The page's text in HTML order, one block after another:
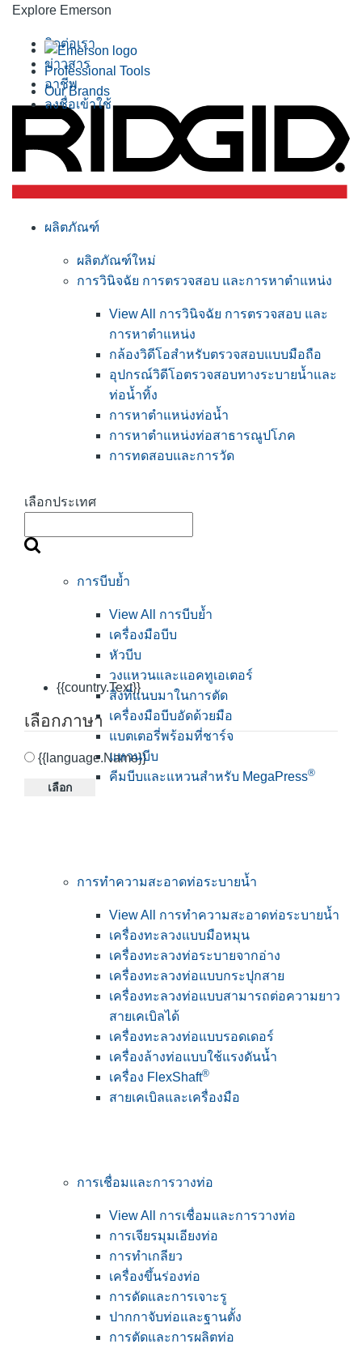
Explore Emerson
Professional Tools
Our Brands
ติดต่อเรา
ข่าวสาร
อาชีพ
ลงชื่อเข้าใช้
เลือกประเทศ
{{country.Text}}
เลือกภาษา
{{language.Name}}
เลือก
ผลิตภัณฑ์
ผลิตภัณฑ์ใหม่
การวินิจฉัย การตรวจสอบ และการหาตำแหน่ง
View All การวินิจฉัย การตรวจสอบ และ
การหาตำแหน่ง
กล้องวิดีโอสำหรับตรวจสอบแบบมือถือ
อุปกรณ์วิดีโอตรวจสอบทางระบายน้ำและ
ท่อน้ำทิ้ง
การหาตำแหน่งท่อน้ำ
การหาตำแหน่งท่อสาธารณูปโภค
การทดสอบและการวัด
การบีบย้ำ
View All การบีบย้ำ
เครื่องมือบีบ
หัวบีบ
วงแหวนและแอคทูเอเตอร์
สิ่งที่แนบมาในการตัด
เครื่องมือบีบอัดด้วยมือ
แบตเตอรี่พร้อมที่ชาร์จ
แหวนบีบ
คีมบีบและแหวนสำหรับ MegaPress®
การทำความสะอาดท่อระบายน้ำ
View All การทำความสะอาดท่อระบายน้ำ
เครื่องทะลวงแบบมือหมุน
เครื่องทะลวงท่อระบายจากอ่าง
เครื่องทะลวงท่อแบบกระปุกสาย
เครื่องทะลวงท่อแบบสามารถต่อความยาว
สายเคเบิลได้
เครื่องทะลวงท่อแบบรอดเดอร์
เครื่องล้างท่อแบบใช้แรงดันน้ำ
เครื่อง FlexShaft®
สายเคเบิลและเครื่องมือ
การเชื่อมและการวางท่อ
View All การเชื่อมและการวางท่อ
การเจียรมุมเอียงท่อ
การทำเกลียว
เครื่องขึ้นร่องท่อ
การดัดและการเจาะรู
ปากกาจับท่อและฐานตั้ง
การตัดและการผลิตท่อ